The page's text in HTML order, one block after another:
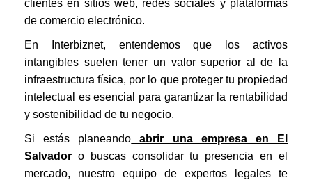
clientes en sitios web, redes sociales y plataformas
de comercio electrónico.
En Interbiznet, entendemos que los activos
intangibles suelen tener un valor superior al de la
infraestructura física, por lo que proteger tu propiedad
intelectual es esencial para garantizar la rentabilidad
y sostenibilidad de tu negocio.
Si estás planeando abrir una empresa en El
Salvador o buscas consolidar tu presencia en el
mercado, nuestro equipo de expertos legales te